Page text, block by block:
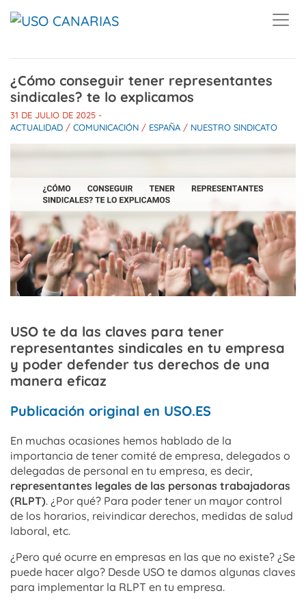
¿Cómo conseguir tener representantes
sindicales? te lo explicamos
31 DE JULIO DE 2025 -
ACTUALIDAD / COMUNICACIÓN / ESPAÑA / NUESTRO SINDICATO
USO te da las claves para tener
representantes sindicales en tu empresa
y poder defender tus derechos de una
manera eficaz
Publicación original en USO.ES
En muchas ocasiones hemos hablado de la
importancia de tener comité de empresa, delegados o
delegadas de personal en tu empresa, es decir,
representantes legales de las personas trabajadoras
(RLPT). ¿Por qué? Para poder tener un mayor control
de los horarios, reivindicar derechos, medidas de salud
laboral, etc.
¿Pero qué ocurre en empresas en las que no existe? ¿Se
puede hacer algo? Desde USO te damos algunas claves
para implementar la RLPT en tu empresa.